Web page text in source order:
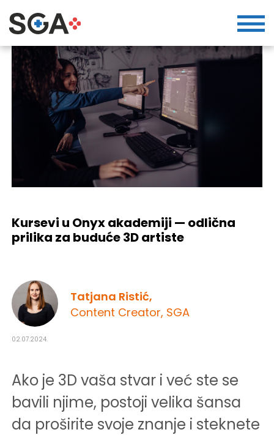
Kursevi u Onyx akademiji — odlična
prilika za buduće 3D artiste
Tatjana Ristić,
Content Creator, SGA
02.07.2024.
Ako je 3D vaša stvar i već ste se
bavili njime, postoji velika šansa
da proširite svoje znanje i steknete